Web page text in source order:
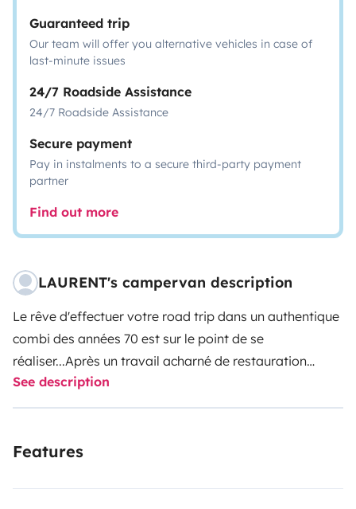
Guaranteed trip
Our team will offer you alternative vehicles in case of
last-minute issues
24/7 Roadside Assistance
24/7 Roadside Assistance
Secure payment
Pay in instalments to a secure third-party payment
partner
Find out more
LAURENT's campervan description
Le rêve d'effectuer votre road trip dans un authentique
combi des années 70 est sur le point de se
réaliser...Après un travail acharné de restauration
intérieure et extérieure de près de 2 ans par des
professionnels, notre combi est enfin prêt à parcourir
les moindres détails afin que votre séjour soit
See description
Features